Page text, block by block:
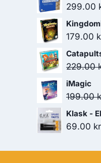
299.00
179.00
229.00
iMagic
199.00
Klask -
69.00